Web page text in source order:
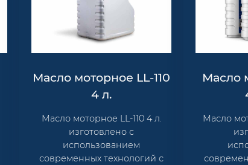
Масло моторное LL-110
4 л.
Масло моторное LL-110 4 л.
изготовлено с
использованием
современных технологий с
Масло
Масло